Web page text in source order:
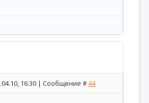
16:30 | Сообщение #44